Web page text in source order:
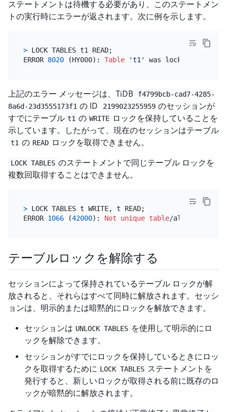
ステートメントは待機する必要があり、このステートメン
トの実行時にエラーが返されます。次に例を示します。
> LOCK TABLES t1 READ;
ERROR 8020 (HY000): Table 't1' was locked
上記のエラー メッセージは、TiDB
f4799bcb-cad7-4285-
8a6d-23d3555173f1 の ID 2199023255959 のセッションが
すでにテーブル t1 の WRITE ロックを保持していることを
示しています。したがって、現在のセッションはテーブル
t1 の READ ロックを取得できません。
LOCK TABLES のステートメントで同じテーブル ロックを
複数回取得することはできません。
> LOCK TABLES t WRITE, t READ;
ERROR 1066 (42000): Not unique table/alias:
テーブルロックを解除する
セッションによって保持されているテーブル ロックが解
放されると、それらはすべて同時に解放されます。セッシ
ョンは、明示的または暗黙的にロックを解放できます。
セッションは UNLOCK TABLES を使用して明示的にロ
ックを解除できます。
セッションがすでにロックを保持しているときにロッ
クを取得するために LOCK TABLES ステートメントを
発行すると、新しいロックが取得される前に既存のロ
ックが暗黙的に解放されます。